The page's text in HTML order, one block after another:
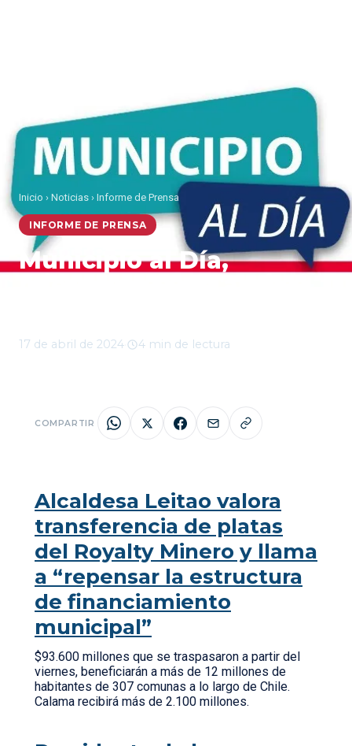
Inicio › Noticias › Informe de Prensa
INFORME DE PRENSA
Municipio al Día,
17 de abril de 2024 4 min de lectura
COMPARTIR
Alcaldesa Leitao valora
transferencia de platas
del Royalty Minero y llama
a “repensar la estructura
de financiamiento
municipal”
$93.600 millones que se traspasaron a partir del
viernes, beneficiarán a más de 12 millones de
habitantes de 307 comunas a lo largo de Chile.
Calama recibirá más de 2.100 millones.